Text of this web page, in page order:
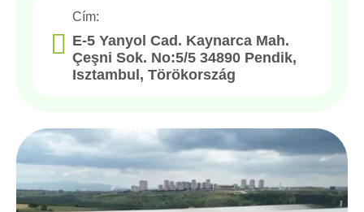
Cím:
E-5 Yanyol Cad. Kaynarca Mah.
Çeşni Sok. No:5/5 34890 Pendik,
Isztambul, Törökország